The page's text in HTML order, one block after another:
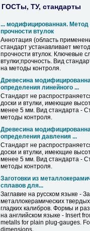
ГОСТы, ТУ, стандарты
... модифицированная. Метод
прочности втулок
Аннотация (область
стандарт устанавливает
прочности втулок. Ключевые
втулки;прочность. Вид
на методы контроля.
Древесина
определения линейного ...
Стандарт не
доски и втулки, имеющие
менее 5 мм. Вид стандарта -
методы контроля.
Древесина
определения давления ...
Стандарт не
доски и втулки, имеющие
менее 5 мм. Вид стандарта -
методы контроля.
Заготовки из
сплавов для...
Заглавие на русском языке -
металлокерамических
гладких калибров. Формы и
на английском языке - Insert
metalls for plain plug-gauges.
dimensions.